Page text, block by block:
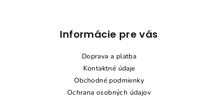
Informácie pre vás
Doprava a platba
Kontaktné údaje
Obchodné podmienky
Ochrana osobných údajov